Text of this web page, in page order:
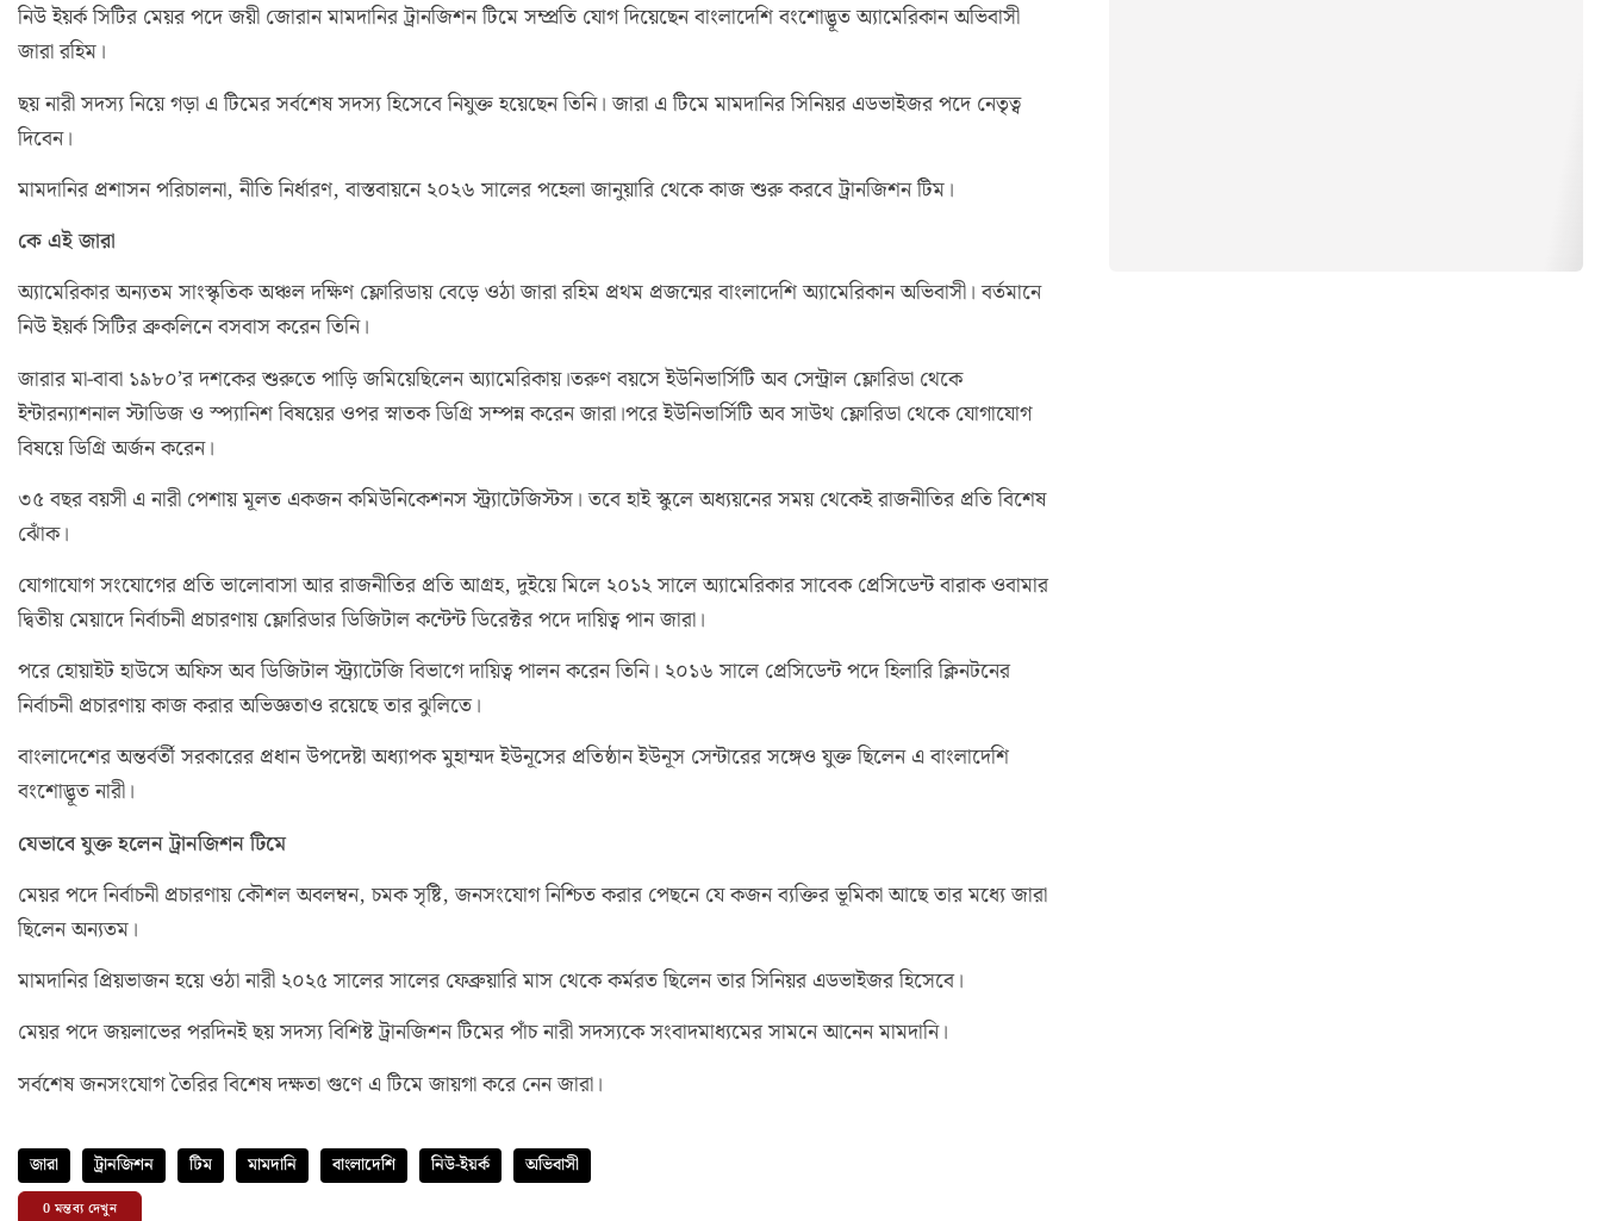
নিউ ইয়র্ক সিটির মেয়র পদে জয়ী জোরান মামদানির ট্রানজিশন টিমে সম্প্রতি যোগ দিয়েছেন বাংলাদেশি বংশোদ্ভূত অ্যামেরিকান অভিবাসী
জারা রহিম।
ছয় নারী সদস্য নিয়ে গড়া এ টিমের সর্বশেষ সদস্য হিসেবে নিযুক্ত হয়েছেন তিনি। জারা এ টিমে মামদানির সিনিয়র এডভাইজর পদে নেতৃত্ব
দিবেন।
মামদানির প্রশাসন পরিচালনা, নীতি নির্ধারণ, বাস্তবায়নে ২০২৬ সালের পহেলা জানুয়ারি থেকে কাজ শুরু করবে ট্রানজিশন টিম।
কে এই জারা
অ্যামেরিকার অন্যতম সাংস্কৃতিক অঞ্চল দক্ষিণ ফ্লোরিডায় বেড়ে ওঠা জারা রহিম প্রথম প্রজন্মের বাংলাদেশি অ্যামেরিকান অভিবাসী। বর্তমানে
নিউ ইয়র্ক সিটির ব্রুকলিনে বসবাস করেন তিনি।
জারার মা-বাবা ১৯৮০’র দশকের শুরুতে পাড়ি জমিয়েছিলেন অ্যামেরিকায়।তরুণ বয়সে ইউনিভার্সিটি অব সেন্ট্রাল ফ্লোরিডা থেকে
ইন্টারন্যাশনাল স্টাডিজ ও স্প্যানিশ বিষয়ের ওপর স্নাতক ডিগ্রি সম্পন্ন করেন জারা।পরে ইউনিভার্সিটি অব সাউথ ফ্লোরিডা থেকে যোগাযোগ
বিষয়ে ডিগ্রি অর্জন করেন।
৩৫ বছর বয়সী এ নারী পেশায় মূলত একজন কমিউনিকেশনস স্ট্র্যাটেজিস্টস। তবে হাই স্কুলে অধ্যয়নের সময় থেকেই রাজনীতির প্রতি বিশেষ
ঝোঁক।
যোগাযোগ সংযোগের প্রতি ভালোবাসা আর রাজনীতির প্রতি আগ্রহ, দুইয়ে মিলে ২০১২ সালে অ্যামেরিকার সাবেক প্রেসিডেন্ট বারাক ওবামার
দ্বিতীয় মেয়াদে নির্বাচনী প্রচারণায় ফ্লোরিডার ডিজিটাল কন্টেন্ট ডিরেক্টর পদে দায়িত্ব পান জারা।
পরে হোয়াইট হাউসে অফিস অব ডিজিটাল স্ট্র্যাটেজি বিভাগে দায়িত্ব পালন করেন তিনি। ২০১৬ সালে প্রেসিডেন্ট পদে হিলারি ক্লিনটনের
নির্বাচনী প্রচারণায় কাজ করার অভিজ্ঞতাও রয়েছে তার ঝুলিতে।
বাংলাদেশের অন্তর্বর্তী সরকারের প্রধান উপদেষ্টা অধ্যাপক মুহাম্মদ ইউনূসের প্রতিষ্ঠান ইউনূস সেন্টারের সঙ্গেও যুক্ত ছিলেন এ বাংলাদেশি
বংশোদ্ভূত নারী।
যেভাবে যুক্ত হলেন ট্রানজিশন টিমে
মেয়র পদে নির্বাচনী প্রচারণায় কৌশল অবলম্বন, চমক সৃষ্টি, জনসংযোগ নিশ্চিত করার পেছনে যে কজন ব্যক্তির ভূমিকা আছে তার মধ্যে জারা
ছিলেন অন্যতম।
মামদানির প্রিয়ভাজন হয়ে ওঠা নারী ২০২৫ সালের সালের ফেব্রুয়ারি মাস থেকে কর্মরত ছিলেন তার সিনিয়র এডভাইজর হিসেবে।
মেয়র পদে জয়লাভের পরদিনই ছয় সদস্য বিশিষ্ট ট্রানজিশন টিমের পাঁচ নারী সদস্যকে সংবাদমাধ্যমের সামনে আনেন মামদানি।
সর্বশেষ জনসংযোগ তৈরির বিশেষ দক্ষতা গুণে এ টিমে জায়গা করে নেন জারা।
জারা ট্রানজিশন টিম মামদানি বাংলাদেশি নিউ-ইয়র্ক অভিবাসী
0মন্তব্য দেখুন